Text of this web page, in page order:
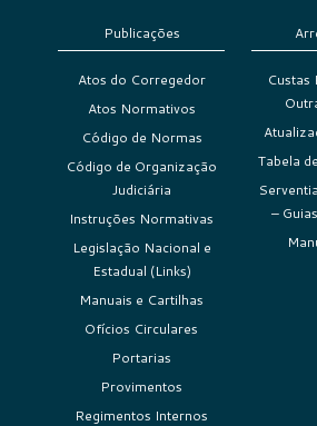
Publicações
Atos do Corregedor
Atos Normativos
Código de Normas
Código de Organização
Judiciária
Instruções Normativas
Legislação Nacional e
Estadual (Links)
Manuais e Cartilhas
Ofícios Circulares
Portarias
Provimentos
Regimentos Internos
Custas
Tabela
–